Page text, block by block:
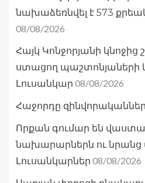
նախաձեռնվել է 573
08/08/2026
Հայկ Կոնջորյանի
ստացող պաշտոնյաների
Լուսանկար 08/08/2026
Հաջորդը
Որքան գումար են
նախարարներն ու նրանց
Լուսանկարներ 08/08/2026